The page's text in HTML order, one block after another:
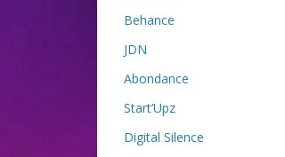
Behance
JDN
Abondance
Start’Upz
Digital Silence